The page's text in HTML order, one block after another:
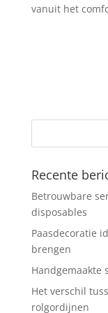
vanuit het
Recente
Betrouwbare
disposables
Paasdecoratie
brengen
Handgemaakte
Het verschil
rolgordijnen